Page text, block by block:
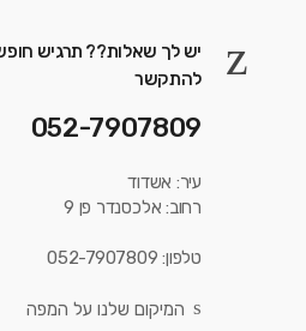
יש לך שאלות?? תרגיש
להתקשר
052-7907809
עיר: אשדוד
רחוב: אלכסנדר פן 9
טלפון: 052-7907809
המיקום שלנו על המפה